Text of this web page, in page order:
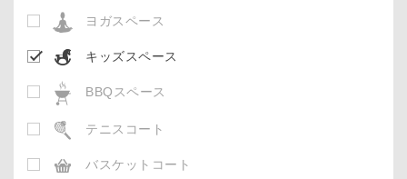
ヨガスペース
キッズスペース
BBQスペース
テニスコート
バスケットコート